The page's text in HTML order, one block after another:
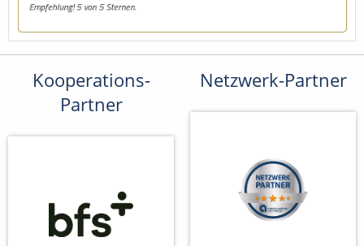
Kooperations-
Partner
Netzwerk-Partner